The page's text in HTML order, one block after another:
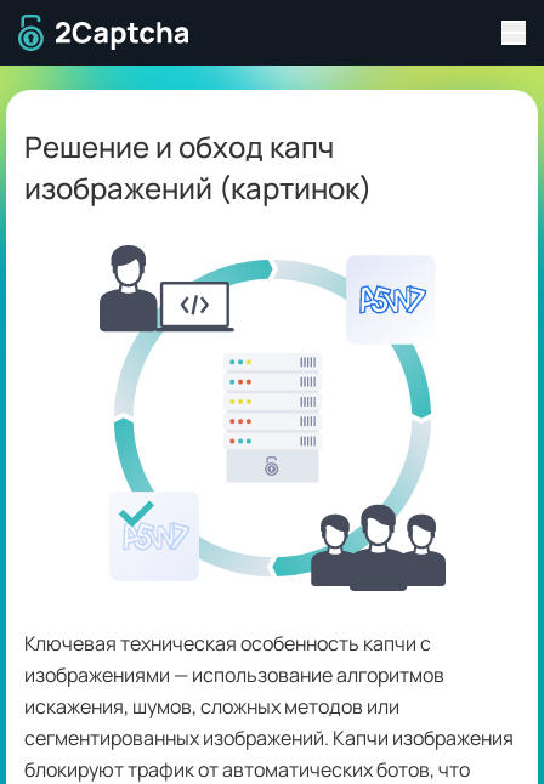
Перейти на главную страницу
Решение и обход капч
изображений (картинок)
Ключевая техническая особенность капчи с
изображениями — использование алгоритмов
искажения, шумов, сложных методов или
сегментированных изображений. Капчи изображения
блокируют трафик от автоматических ботов, что